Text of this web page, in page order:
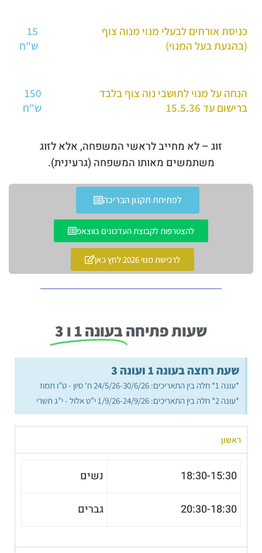
כניסת אורחים לבעלי מנוי מנוה צוף
(בהגעת בעל המנוי)
15
ש"ח
הנחה על מנוי לתושבי נוה צוף בלבד
ברישום עד 15.5.36
150
ש"ח
זוג – לא מחייב לראשי המשפחה, אלא לזוג
משתמשים מאותו המשפחה (גרעינית).
לפתיחת תקנון הבריכה
להצטרפות לקבוצת העדכונים בווצאפ
לרכישת מנוי 2026 לחץ כאן
שעות פתיחהבעונה 1 ו 3
שעת רחצה בעונה 1 ועונה 3
*עונה 1* חלה בין התאריכים: 24/5/26-30/6/26 ח' סיון - ט”ו תמוז
*עונה 2* חלה בין התאריכים: 1/9/26-24/9/26 י”ט אלול - י”ג תשרי
ראשון
18:30-15:30 נשים
20:30-18:30 גברים